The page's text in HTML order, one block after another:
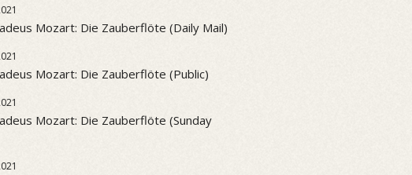
Mozart: Die Zauberflöte (Daily Mail)
Mozart: Die Zauberflöte (Public)
Mozart: Die Zauberflöte (Sunday